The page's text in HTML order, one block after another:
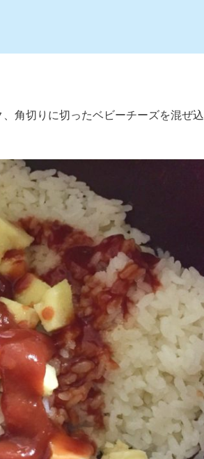
角切りに切ったベビーチーズを混ぜ込